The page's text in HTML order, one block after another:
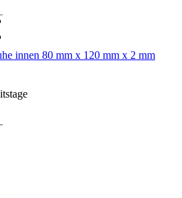
innen 80 mm x 120 mm x 2 mm